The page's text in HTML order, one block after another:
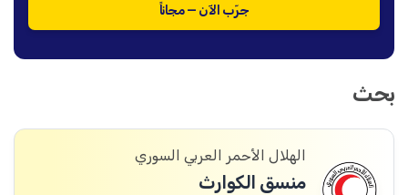
جرّب الآن — مجاناً
بحث
الهلال الأحمر العربي السوري
منسق الكوارث